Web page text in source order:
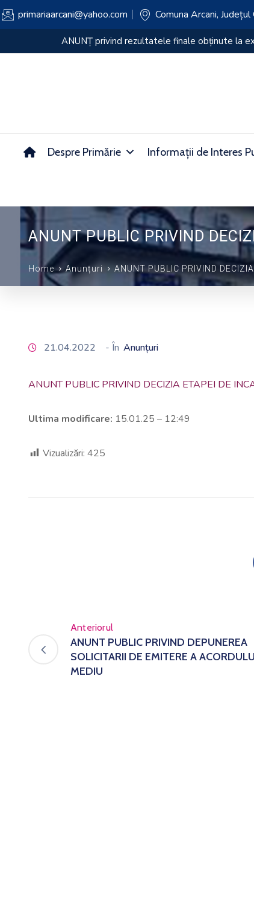
primariaarcani@yahoo.com Comuna Arcani, Județul
ANUNȚ privind rezultatul PROBEI
Despre Primărie Informații de Interes
ANUNT PUBLIC PRIVIND
Home Anunțuri ANUNT PUBLIC PRIVIND
21.04.2022 - În Anunțuri
ANUNT PUBLIC PRIVIND DECIZIA ETAPEI DE
Ultima modificare: 15.01.25 – 12:49
Vizualizări: 425
Anteriorul
ANUNT PUBLIC PRIVIND DEPUNEREA
SOLICITARII DE EMITERE A
MEDIU